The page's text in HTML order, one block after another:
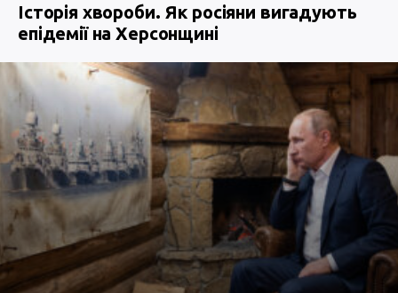
Історія хвороби. Як росіяни вигадують
епідемії на Херсонщині